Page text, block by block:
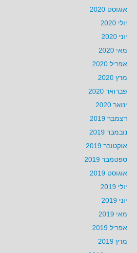
אוגוסט 2020
יולי 2020
יוני 2020
מאי 2020
אפריל 2020
מרץ 2020
פברואר 2020
ינואר 2020
דצמבר 2019
נובמבר 2019
אוקטובר 2019
ספטמבר 2019
אוגוסט 2019
יולי 2019
יוני 2019
מאי 2019
אפריל 2019
מרץ 2019